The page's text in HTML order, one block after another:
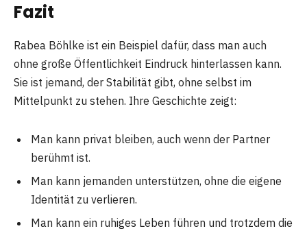
Fazit
Rabea Böhlke ist ein Beispiel dafür, dass man auch
ohne große Öffentlichkeit Eindruck hinterlassen kann.
Sie ist jemand, der Stabilität gibt, ohne selbst im
Mittelpunkt zu stehen. Ihre Geschichte zeigt:
Man kann privat bleiben, auch wenn der Partner
berühmt ist.
Man kann jemanden unterstützen, ohne die eigene
Identität zu verlieren.
Man kann ein ruhiges Leben führen und trotzdem die